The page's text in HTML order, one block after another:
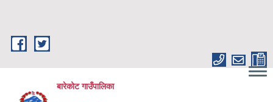
बारेकोट गाउँपालिका